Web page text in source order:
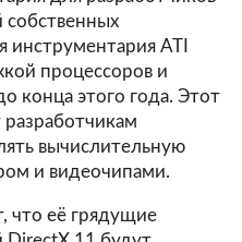
инструментария ATI
процессоров и
конца этого года. Этот
вычислительную
и видеочипами.
что её грядущие